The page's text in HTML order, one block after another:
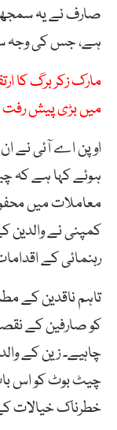
صارف نے یہ سمجھ
ہے، جس کی وجہ
مارک زکر برگ کا
میں بڑی پیش رفت
اوپن اے آئی نے ان
ہوئے کہا ہے کہ
معاملات میں
کمپنی نے والدین
رہنمائی کے
تاہم ناقدین کے
کو صارفین کے
چاہیے۔ زین کے
چیٹ بوٹ کو اس
خطرناک خیالات